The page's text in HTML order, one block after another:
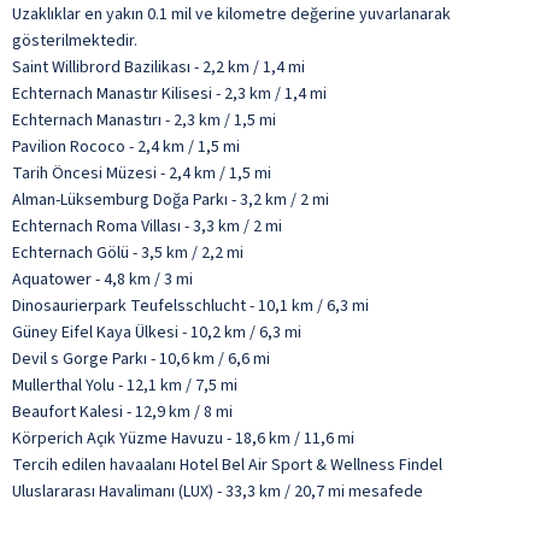
Uzaklıklar en yakın 0.1 mil ve kilometre değerine yuvarlanarak
gösterilmektedir.
Saint Willibrord Bazilikası - 2,2 km / 1,4 mi
Echternach Manastır Kilisesi - 2,3 km / 1,4 mi
Echternach Manastırı - 2,3 km / 1,5 mi
Pavilion Rococo - 2,4 km / 1,5 mi
Tarih Öncesi Müzesi - 2,4 km / 1,5 mi
Alman-Lüksemburg Doğa Parkı - 3,2 km / 2 mi
Echternach Roma Villası - 3,3 km / 2 mi
Echternach Gölü - 3,5 km / 2,2 mi
Aquatower - 4,8 km / 3 mi
Dinosaurierpark Teufelsschlucht - 10,1 km / 6,3 mi
Güney Eifel Kaya Ülkesi - 10,2 km / 6,3 mi
Devil s Gorge Parkı - 10,6 km / 6,6 mi
Mullerthal Yolu - 12,1 km / 7,5 mi
Beaufort Kalesi - 12,9 km / 8 mi
Körperich Açık Yüzme Havuzu - 18,6 km / 11,6 mi
Tercih edilen havaalanı Hotel Bel Air Sport & Wellness Findel
Uluslararası Havalimanı (LUX) - 33,3 km / 20,7 mi mesafede